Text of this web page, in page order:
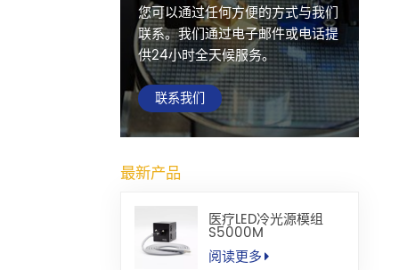
您可以通过任何方便的方式与我们
联系。我们通过电子邮件或电话提
供24小时全天候服务。
联系我们
最新产品
医疗LED冷光源模组
S5000M
阅读更多